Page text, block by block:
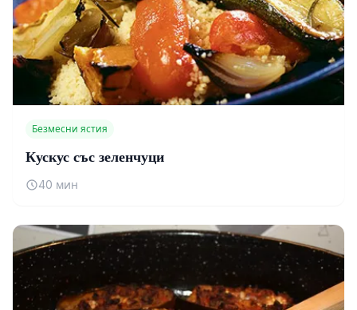
Безмесни ястия
Кускус със зеленчуци
40 мин